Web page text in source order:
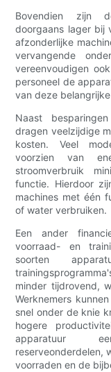
Bovendien zijn
doorgaans lager bij
afzonderlijke
vervangende
vereenvoudigen
personeel de
van deze
Naast
dragen veelzijdige
kosten. Veel
voorzien van
stroomverbruik
functie. Hierdoor
machines met één
of water verbruiken.
Een ander
voorraad- en
soorten
minder tijdrovend,
Werknemers
snel onder de knie
hogere
apparatuur
reserveonderdelen,
voorraden en de